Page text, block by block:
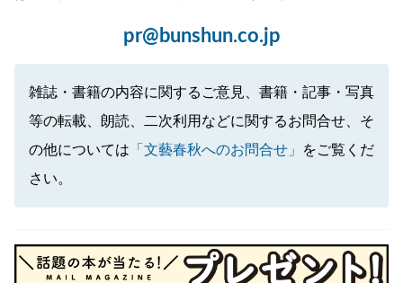
pr@bunshun.co.jp
雑誌・書籍の内容に関するご意見、書籍・記事・写真
等の転載、朗読、二次利用などに関するお問合せ、そ
の他については 「文藝春秋へのお問合せ」
をご覧くだ
さい。